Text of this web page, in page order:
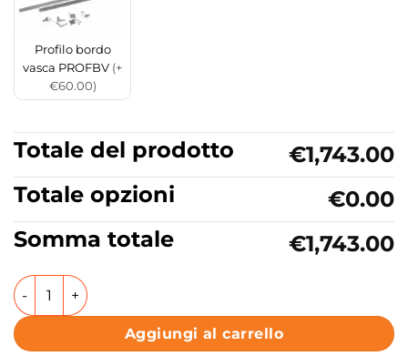
Profilo bordo
vasca PROFBV (+
€60.00)
Totale del prodotto
€1,743.00
Totale opzioni
€0.00
Somma totale
€1,743.00
Vasca da bagno Incasso rettangolare con idromassaggio
Aggiungi al carrello